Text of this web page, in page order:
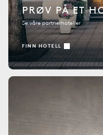
PRØV PÅ ET
Se våre partnerhoteller
FINN HOTELL